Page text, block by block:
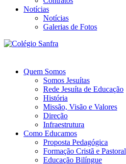
Notícias
Notícias
Galerias de Fotos
Quem Somos
Somos Jesuítas
Rede Jesuíta de Educação
História
Missão, Visão e Valores
Direção
Infraestrutura
Como Educamos
Proposta Pedagógica
Formação Cristã e Pastoral
Educação Bilíngue